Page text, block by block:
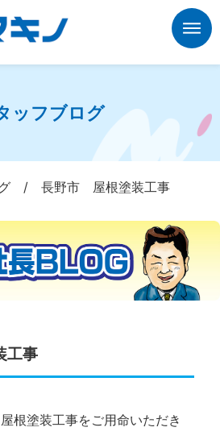
ッフブログ
/長野市 屋根塗装工事
工事
根塗装工事をご用命いただき